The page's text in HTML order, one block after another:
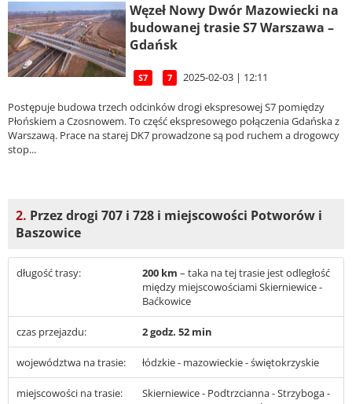
Węzeł Nowy Dwór Mazowiecki na
budowanej trasie S7 Warszawa –
Gdańsk
S7 7 2025-02-03 | 12:11
Postępuje budowa trzech odcinków drogi ekspresowej S7 pomiędzy
Płońskiem a Czosnowem. To część ekspresowego połączenia Gdańska z
Warszawą. Prace na starej DK7 prowadzone są pod ruchem a drogowcy
stop...
2. Przez drogi 707 i 728 i miejscowości Potworów i
Baszowice
długość trasy: 200 km – taka na tej trasie jest odległość
między miejscowościami Skierniewice -
Baćkowice
czas przejazdu: 2 godz. 52 min
województwa na trasie: łódzkie - mazowieckie - świętokrzyskie
miejscowości na trasie:
Skierniewice - Podtrzcianna - Strzyboga -